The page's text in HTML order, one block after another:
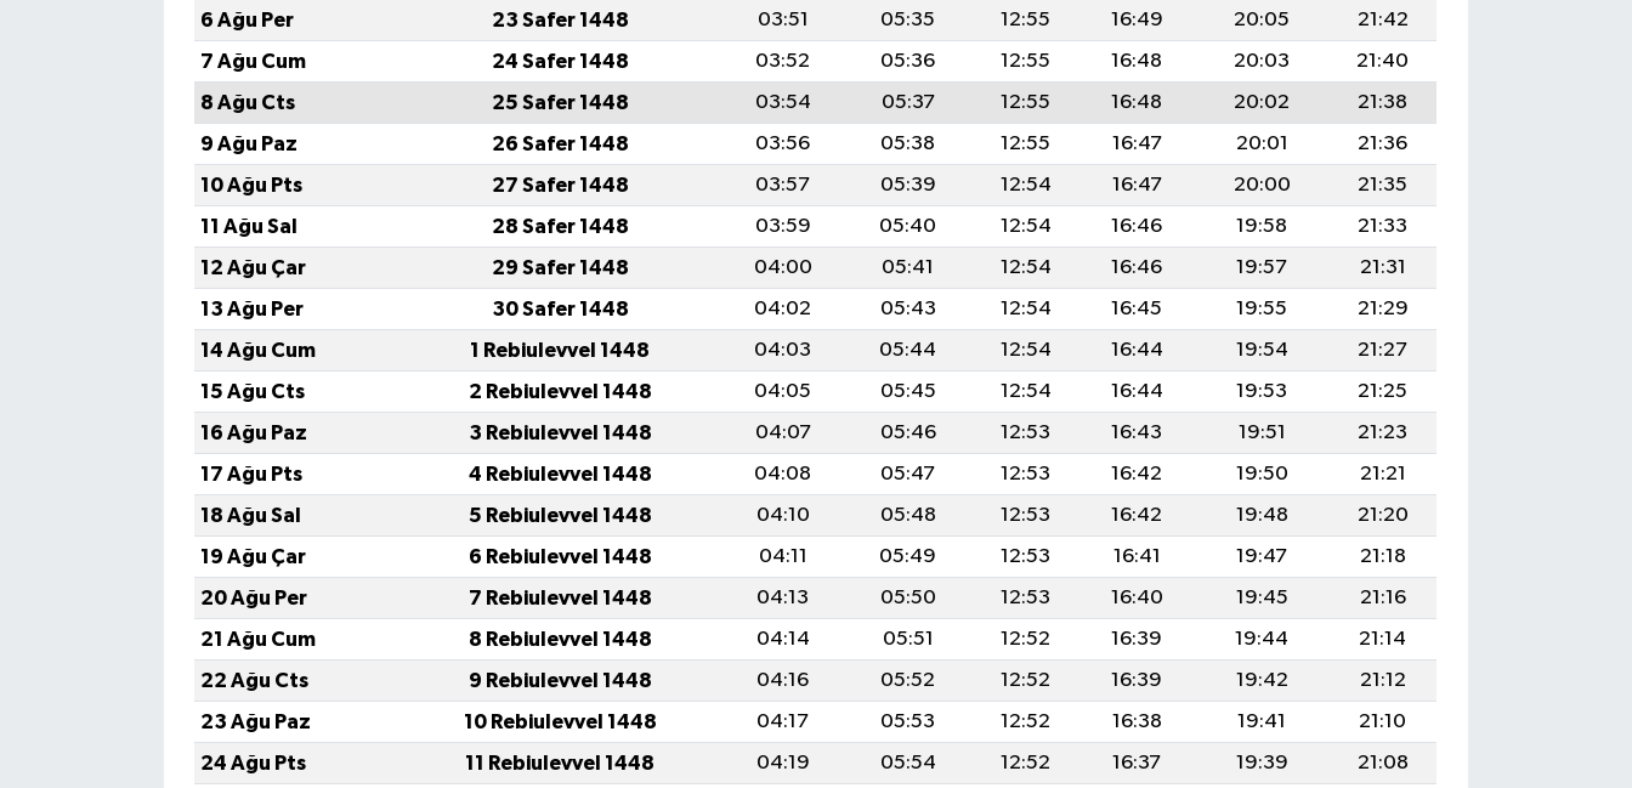
6 Ağu Per
23 Safer 1448 03:51 05:35 12:55 16:49 20:05
21:42
7 Ağu Cum
24 Safer 1448 03:52 05:36 12:55 16:48 20:03
21:40
8 Ağu Cts
25 Safer 1448 03:54 05:37 12:55 16:48 20:02
21:38
9 Ağu Paz
26 Safer 1448 03:56 05:38 12:55 16:47 20:01
21:36
10 Ağu Pts
27 Safer 1448 03:57 05:39 12:54 16:47 20:00
21:35
11 Ağu Sal
28 Safer 1448 03:59 05:40 12:54 16:46 19:58
21:33
12 Ağu Çar
29 Safer 1448 04:00 05:41 12:54 16:46 19:57
21:31
13 Ağu Per
30 Safer 1448 04:02 05:43 12:54 16:45 19:55
21:29
14 Ağu Cum
1 Rebiulevvel 1448 04:03 05:44 12:54 16:44 19:54
21:27
15 Ağu Cts
2 Rebiulevvel 1448 04:05 05:45 12:54 16:44 19:53
21:25
16 Ağu Paz
3 Rebiulevvel 1448 04:07 05:46 12:53 16:43 19:51
21:23
17 Ağu Pts
4 Rebiulevvel 1448 04:08 05:47 12:53 16:42 19:50
21:21
18 Ağu Sal
5 Rebiulevvel 1448 04:10 05:48 12:53 16:42 19:48
21:20
19 Ağu Çar
6 Rebiulevvel 1448 04:11 05:49 12:53 16:41 19:47
21:18
20 Ağu Per
7 Rebiulevvel 1448 04:13 05:50 12:53 16:40 19:45
21:16
21 Ağu Cum
8 Rebiulevvel 1448 04:14 05:51 12:52 16:39 19:44
21:14
22 Ağu Cts
9 Rebiulevvel 1448 04:16 05:52 12:52 16:39 19:42
21:12
23 Ağu Paz
10 Rebiulevvel 1448 04:17 05:53 12:52 16:38 19:41
21:10
24 Ağu Pts
11 Rebiulevvel 1448 04:19 05:54 12:52 16:37 19:39
21:08